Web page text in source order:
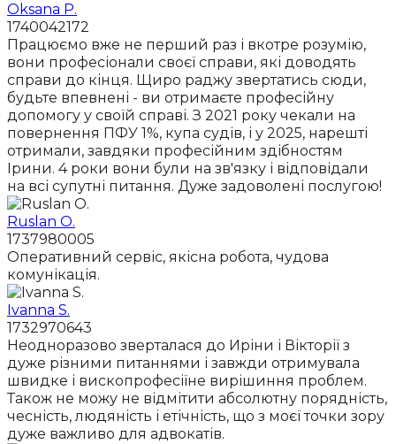
Oksana P.
1740042172
Працюємо вже не перший раз і вкотре розумію,
вони професіонали своєї справи, які доводять
справи до кінця. Щиро раджу звертатись сюди,
будьте впевнені - ви отримаєте професійну
допомогу у своїй справі. З 2021 року чекали на
повернення ПФУ 1%, купа судів, і у 2025, нарешті
отримали, завдяки професійним здібностям
Ірини. 4 роки вони були на зв'язку і відповідали
на всі супутні питання. Дуже задоволені послугою!
Ruslan O.
1737980005
Оперативний сервіс, якісна робота, чудова
комунікація.
Ivanna S.
1732970643
Неодноразово зверталася до Иріни і Вікторії з
дуже різними питаннями і завжди отримувала
швидке і вископрофесіїне вирішиння проблем.
Також не можу не відмітити абсолютну порядність,
чесність, людяність і етічність, що з моєї точки зору
дуже важливо для адвокатів.